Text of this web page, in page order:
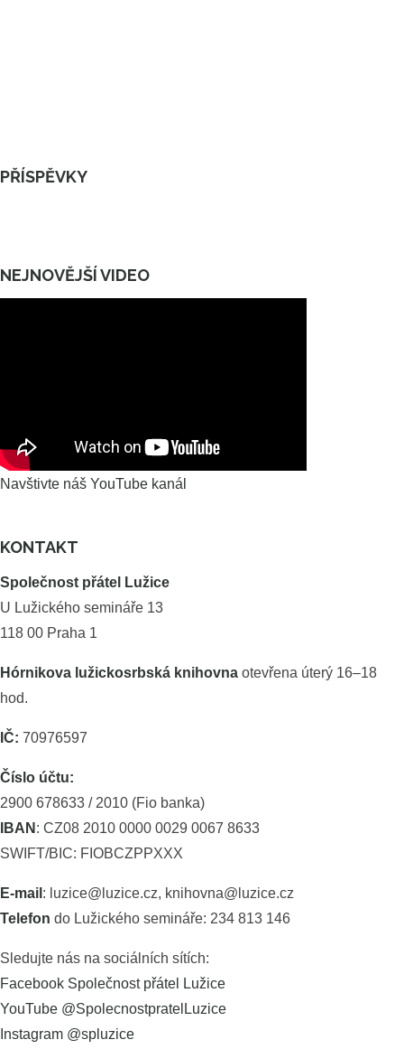
PŘÍSPĚVKY
NEJNOVĚJŠÍ VIDEO
Navštivte náš YouTube kanál
KONTAKT
Společnost přátel Lužice
U Lužického semináře 13
118 00 Praha 1
Hórnikova lužickosrbská knihovna otevřena úterý 16–18
hod.
IČ: 70976597
Číslo účtu:
2900 678633 / 2010 (Fio banka)
IBAN : CZ08 2010 0000 0029 0067 8633
SWIFT/BIC: FIOBCZPPXXX
E-mail : luzice@luzice.cz, knihovna@luzice.cz
Telefon do Lužického semináře: 234 813 146
Sledujte nás na sociálních sítích:
Facebook Společnost přátel Lužice
YouTube @SpolecnostpratelLuzice
Instagram @spluzice